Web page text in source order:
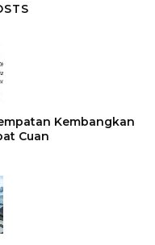
Kembangkan
Cuan